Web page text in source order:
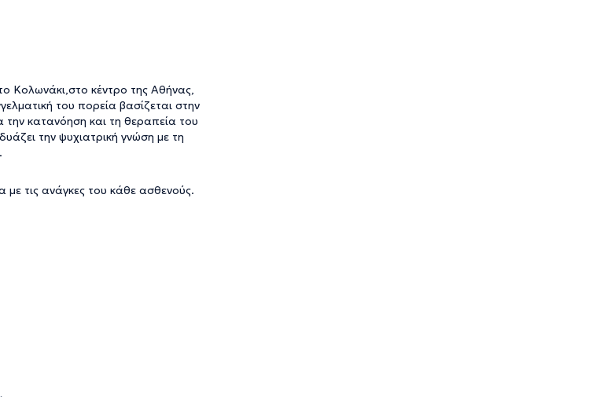
Κολωνάκι,στο κέντρο της Αθήνας,
του πορεία βασίζεται στην
την κατανόηση και τη θεραπεία του
την ψυχιατρική γνώση με τη
τις ανάγκες του κάθε ασθενούς.